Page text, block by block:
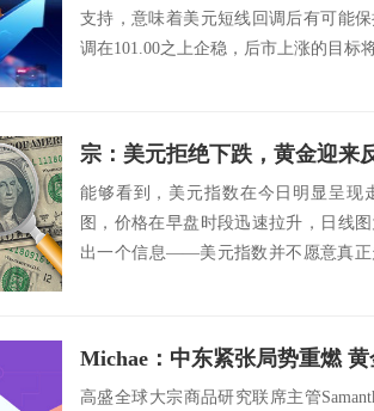
支持，意味着美元短线回调后有可能
调在101.00之上企稳，后市上涨的目标
能够看到，美元指数在今日明显呈现
图，价格在早盘时段迅速拉升，日线
出一个信息——美元指数并不愿意真正
Michae：中东紧张局势重燃
高盛全球大宗商品研究联席主管